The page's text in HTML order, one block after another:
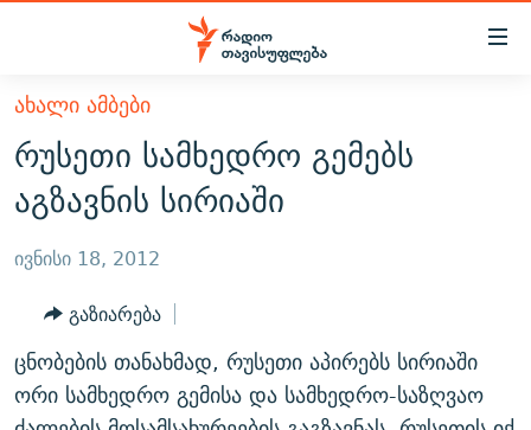
Accessibility
მთავარ
შინაარსზე
დაბრუნება
მთავარ
დაბრუნება
ძიებაზე
დაბრუნება
ᲐᲮᲐᲚᲘ ᲐᲛᲑᲔᲑᲘ
ᲗᲔᲛᲔᲑᲘ
ᲞᲝᲚᲘᲢᲘᲙᲐ
ᲔᲙᲝᲜᲝᲛᲘᲙᲐ
ᲡᲐᲖᲝᲒᲐᲓᲝᲔᲑᲐ
ᲡᲞᲝᲠᲢᲘ
ᲕᲘᲓᲔᲝ
ᲑᲚᲝᲒᲔᲑᲘ
ᲞᲝᲓᲙᲐᲡᲢᲔᲑᲘ
ᲜᲘᲙᲝᲡ ᲞᲝᲓᲙᲐᲡᲢᲘ
ᲗᲐᲕᲘᲡᲣᲤᲚᲔᲑᲘᲡ ᲛᲝᲜᲘᲢᲝᲠᲘ
ᲗᲥᲕᲔᲜᲘ ᲞᲣᲑᲚᲘᲙᲐᲪᲘᲔᲑᲘ
ᲐᲮᲐᲚᲘ ᲐᲛᲑᲔᲑᲘ
რუსეთი სამხედრო გემებს
აგზავნის სირიაში
ივნისი 18, 2012
გაზიარება
ცნობების თანახმად, რუსეთი აპირებს სირიაში
ორი სამხედრო გემისა და სამხედრო-საზღვაო